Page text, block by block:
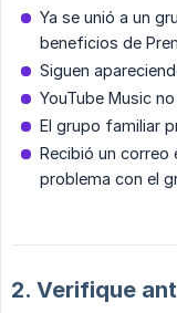
Ya se unió a un
beneficios de
Siguen
YouTube Music
El grupo familiar
Recibió un correo
problema con el
2. Verifique